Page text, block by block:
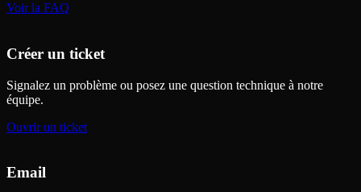
Voir la FAQ
Créer un ticket
Signalez un problème ou posez une question technique à notre
équipe.
Ouvrir un ticket
Email